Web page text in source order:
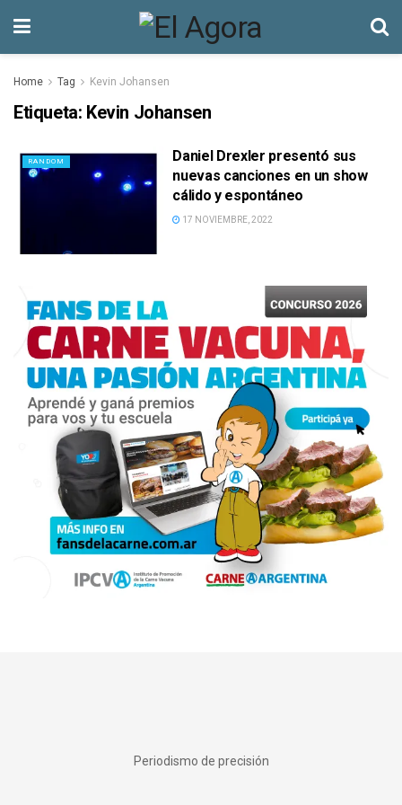
Home Tag Kevin Johansen
Etiqueta: Kevin Johansen
RANDOM
Daniel Drexler presentó sus
nuevas canciones en un show
cálido y espontáneo
17 NOVIEMBRE, 2022
Periodismo de precisión